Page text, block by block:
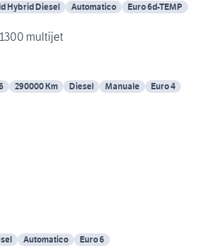
Hybrid Diesel Automatico Euro 6d-TEMP
multijet
290000 Km Diesel Manuale Euro 4
Automatico Euro 6